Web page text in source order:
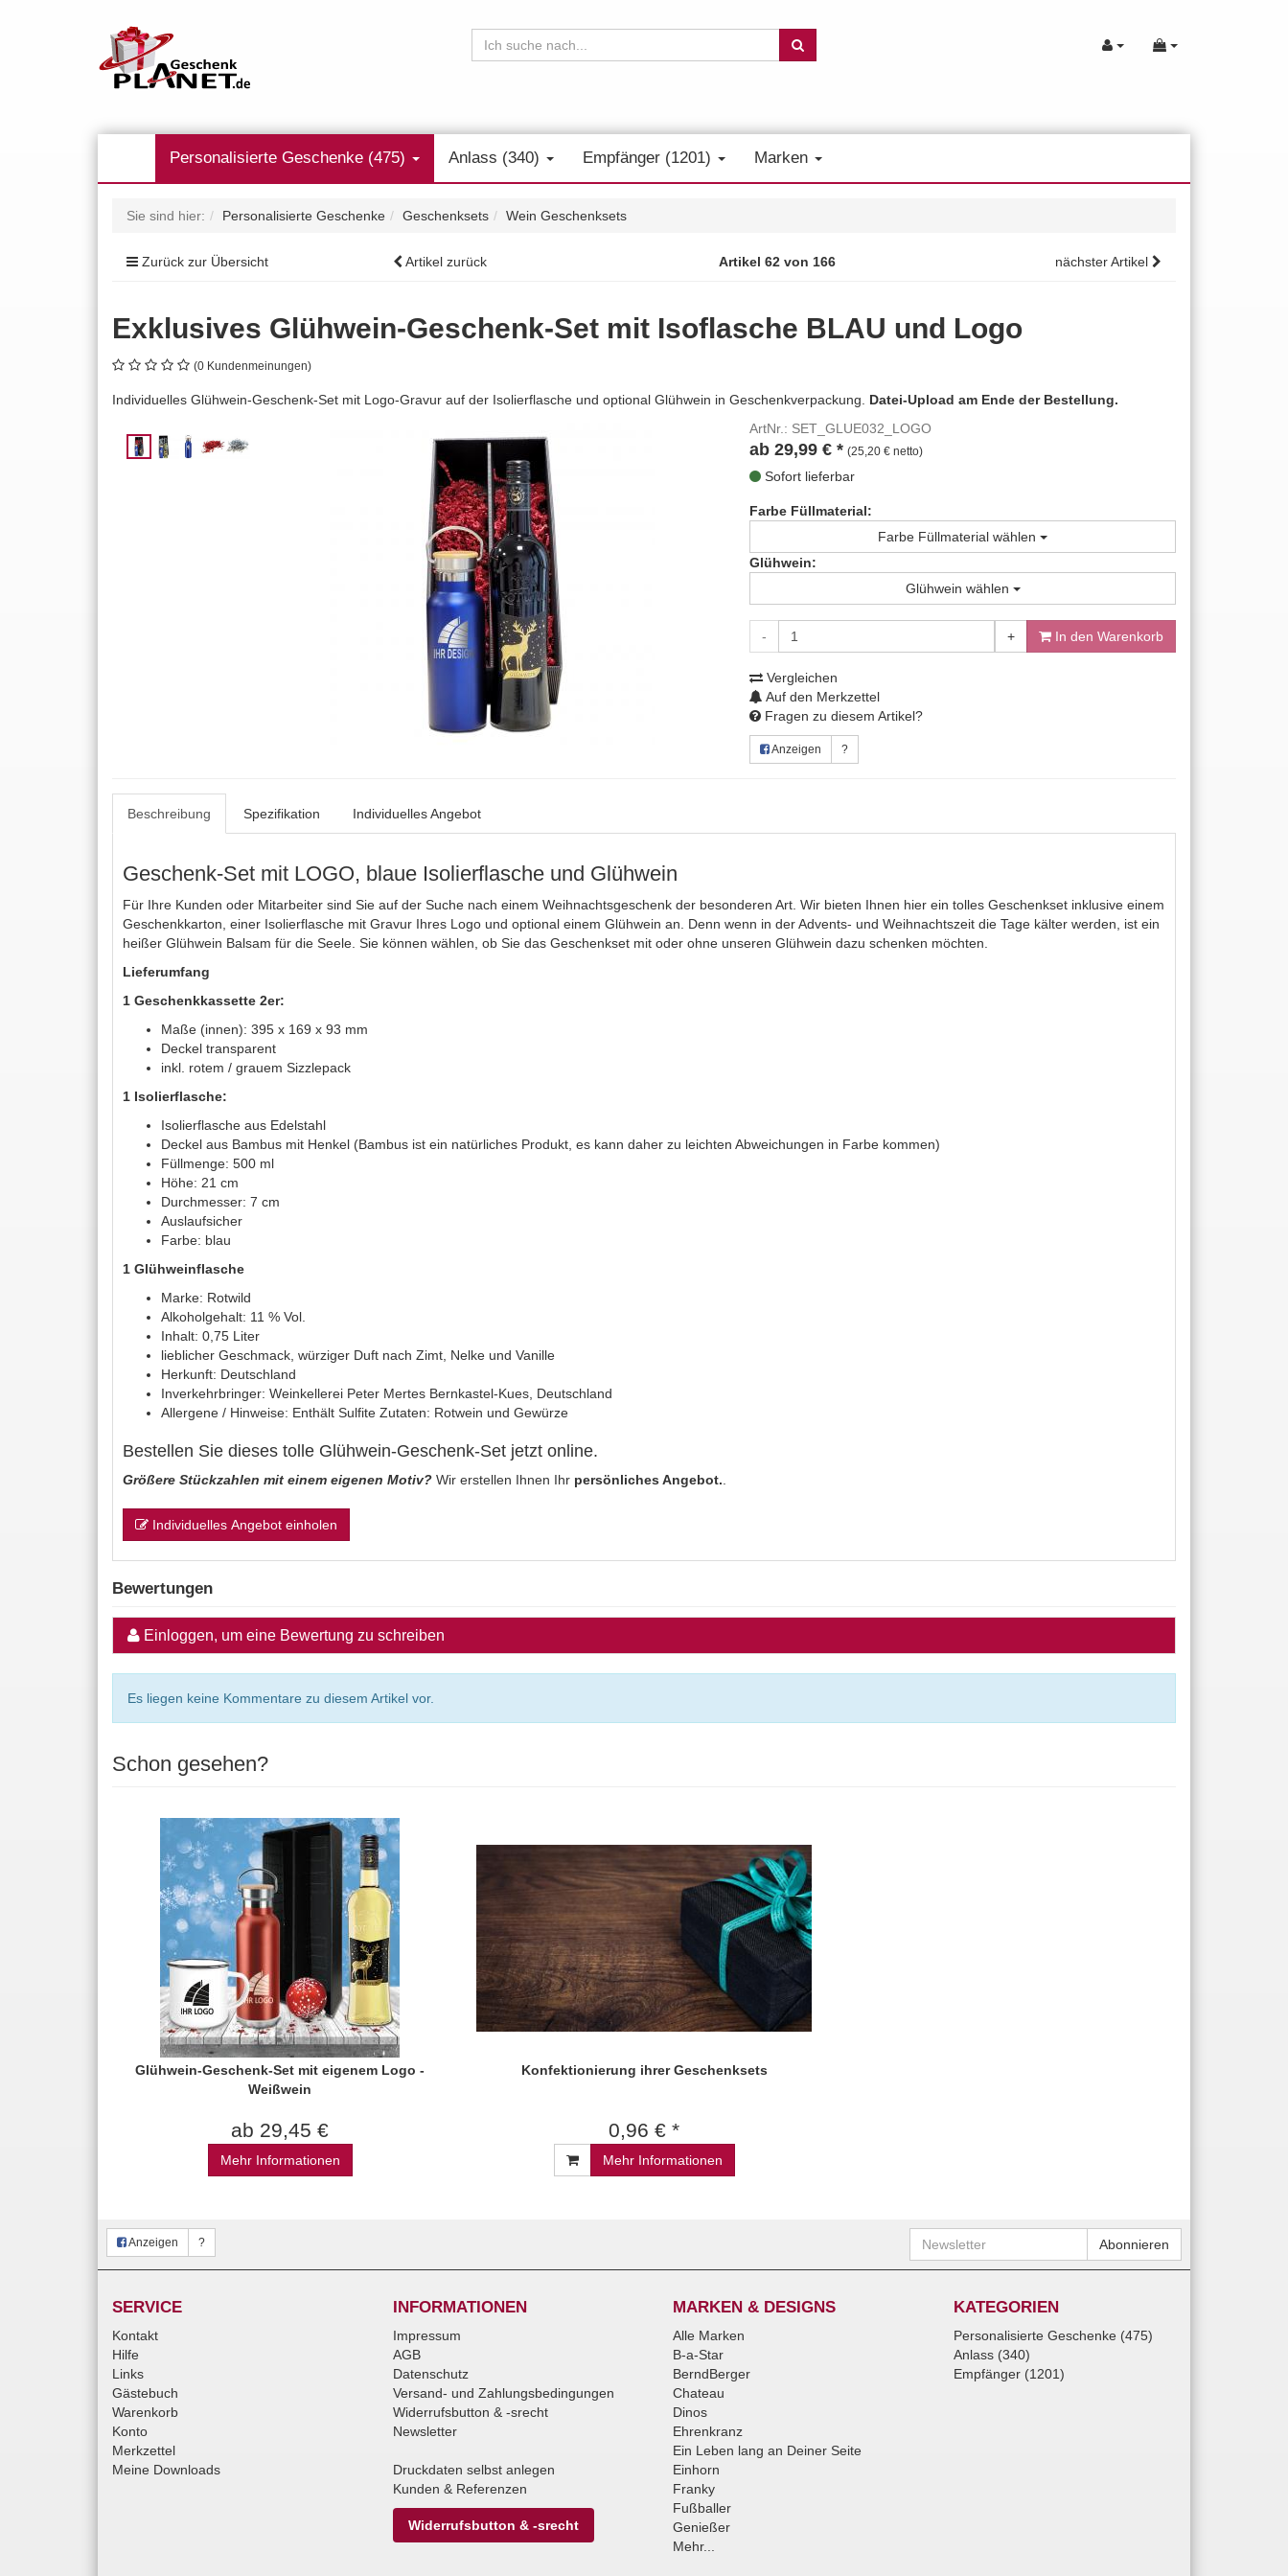
Personalisierte Geschenke (475) Anlass (340) Empfänger (1201) Marken
Sie sind hier: Personalisierte Geschenke Geschenksets Wein Geschenksets
Zurück zur Übersicht Artikel zurück Artikel 62 von 166 nächster Artikel
Exklusives Glühwein-Geschenk-Set mit Isoflasche BLAU und Logo
(0 Kundenmeinungen)
Individuelles Glühwein-Geschenk-Set mit Logo-Gravur auf der Isolierflasche und optional Glühwein in Geschenkverpackung. Datei-Upload am Ende der Bestellung.
ArtNr.: SET_GLUE032_LOGO
ab 29,99 € * (25,20 € netto)
Sofort lieferbar
Farbe Füllmaterial:
Farbe Füllmaterial wählen
Glühwein:
Glühwein wählen
- + In den Warenkorb
Vergleichen
Auf den Merkzettel
Fragen zu diesem Artikel?
Anzeigen ?
Beschreibung Spezifikation Individuelles Angebot
Geschenk-Set mit LOGO, blaue Isolierflasche und Glühwein
Für Ihre Kunden oder Mitarbeiter sind Sie auf der Suche nach einem Weihnachtsgeschenk der besonderen Art. Wir bieten Ihnen hier ein tolles Geschenkset inklusive einem
Geschenkkarton, einer Isolierflasche mit Gravur Ihres Logo und optional einem Glühwein an. Denn wenn in der Advents- und Weihnachtszeit die Tage kälter werden, ist ein
heißer Glühwein Balsam für die Seele. Sie können wählen, ob Sie das Geschenkset mit oder ohne unseren Glühwein dazu schenken möchten.
Lieferumfang
1 Geschenkkassette 2er:
Maße (innen): 395 x 169 x 93 mm
Deckel transparent
inkl. rotem / grauem Sizzlepack
1 Isolierflasche:
Isolierflasche aus Edelstahl
Deckel aus Bambus mit Henkel (Bambus ist ein natürliches Produkt, es kann daher zu leichten Abweichungen in Farbe kommen)
Füllmenge: 500 ml
Höhe: 21 cm
Durchmesser: 7 cm
Auslaufsicher
Farbe: blau
1 Glühweinflasche
Marke: Rotwild
Alkoholgehalt: 11 % Vol.
Inhalt: 0,75 Liter
lieblicher Geschmack, würziger Duft nach Zimt, Nelke und Vanille
Herkunft: Deutschland
Inverkehrbringer: Weinkellerei Peter Mertes Bernkastel-Kues, Deutschland
Allergene / Hinweise: Enthält Sulfite Zutaten: Rotwein und Gewürze
Bestellen Sie dieses tolle Glühwein-Geschenk-Set jetzt online.
Größere Stückzahlen mit einem eigenen Motiv? Wir erstellen Ihnen Ihr persönliches Angebot.
Individuelles Angebot einholen
Bewertungen
Einloggen, um eine Bewertung zu schreiben
Es liegen keine Kommentare zu diesem Artikel vor.
Schon gesehen?
Glühwein-Geschenk-Set mit eigenem Logo -
Weißwein
ab 29,45 €
Mehr Informationen
Konfektionierung ihrer Geschenksets
0,96 € *
Mehr Informationen
Anzeigen ? Newsletter Abonnieren
SERVICE
Kontakt
Hilfe
Links
Gästebuch
Warenkorb
Konto
Merkzettel
Meine Downloads
INFORMATIONEN
Impressum
AGB
Datenschutz
Versand- und Zahlungsbedingungen
Widerrufsbutton & -srecht
Newsletter
Druckdaten selbst anlegen
Kunden & Referenzen
Widerrufsbutton & -srecht
MARKEN & DESIGNS
Alle Marken
B-a-Star
BerndBerger
Chateau
Dinos
Ehrenkranz
Ein Leben lang an Deiner Seite
Einhorn
Franky
Fußballer
Genießer
Mehr...
KATEGORIEN
Personalisierte Geschenke (475)
Anlass (340)
Empfänger (1201)